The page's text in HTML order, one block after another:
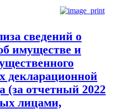
сведений о
имуществе и
декларационной
(за отчетный 2022
лицами,